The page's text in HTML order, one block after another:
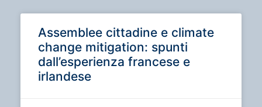
Assemblee cittadine e climate
change mitigation: spunti
dall’esperienza francese e
irlandese